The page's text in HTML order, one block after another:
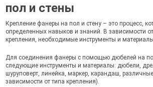
пол и стены
Крепление фанеры на пол и стену – это процесс,
определенных навыков и знаний. В зависимости
крепления, необходимые инструменты и материалы
Для соединения фанеры с помощью дюбелей на
следующие инструменты и материалы: дюбели,
шуруповерт, линейка, маркер, карандаш,
зависимости от типа крепления).